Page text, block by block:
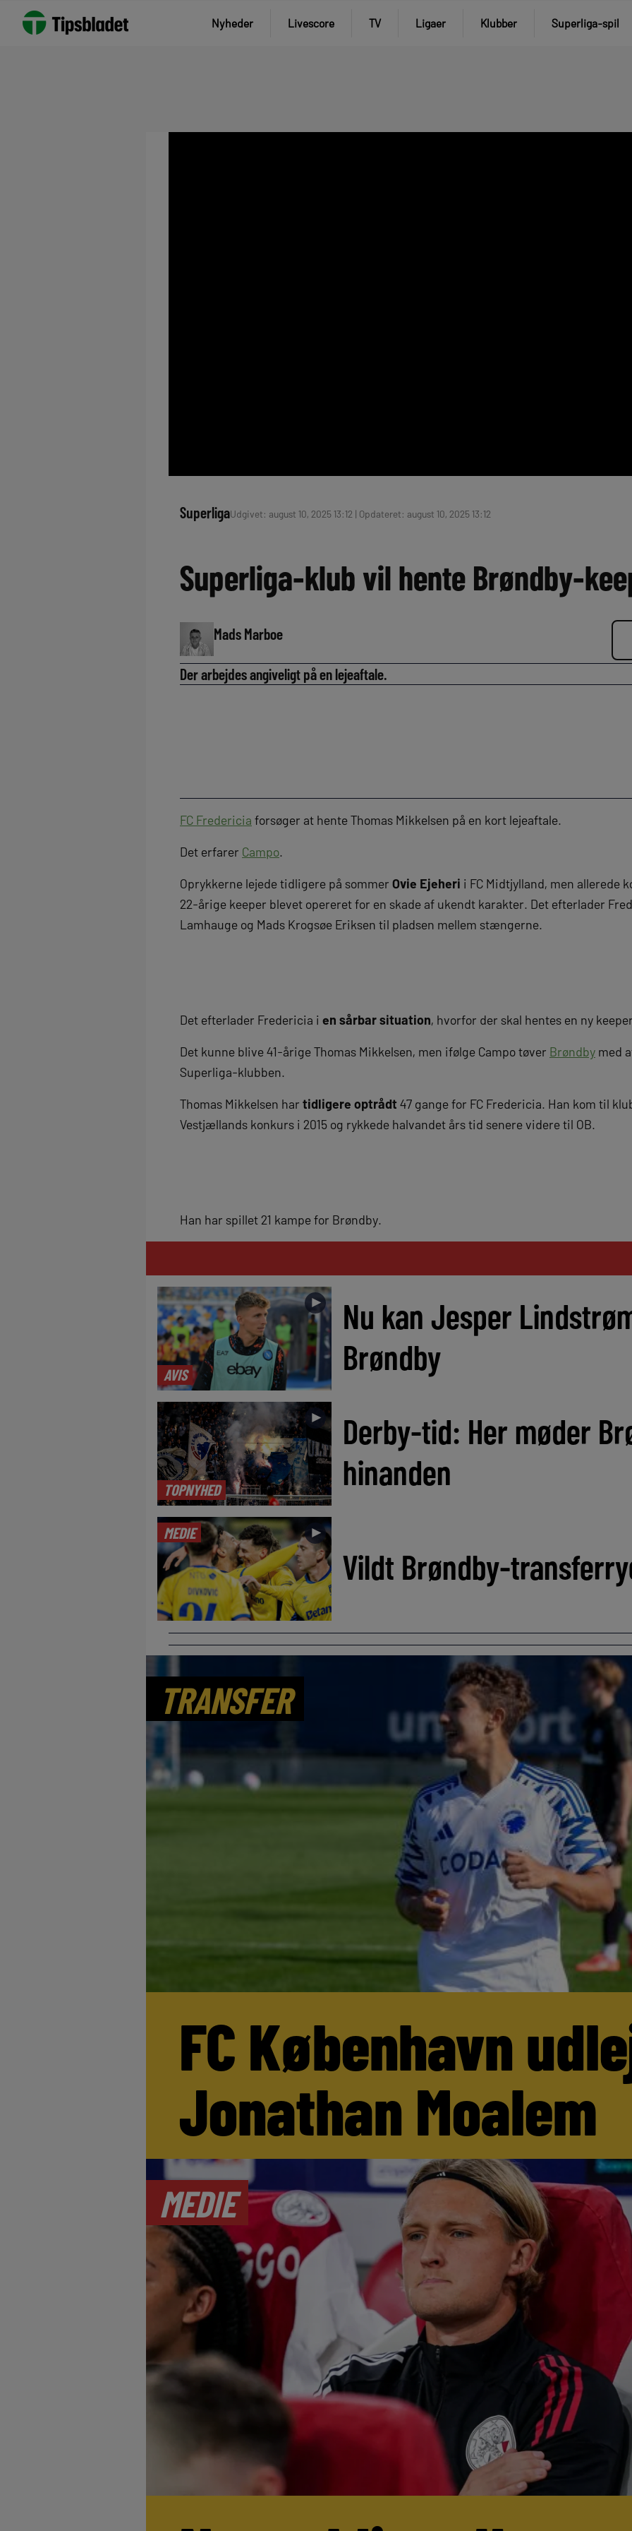
Nyheder Livescore TV Ligaer Klubber Superliga-spil
SuperligaUdgivet: august 10, 2025 13:12 | Opdateret: august 10, 2025 13:12
Superliga-klub vil hente Brøndby-
Mads Marboe
Der arbejdes angiveligt på en lejeaftale.
FC Fredericia forsøger at hente Thomas Mikkelsen på en kort lejeaftale.
Det erfarer Campo.
Oprykkerne lejede tidligere på sommer Ovie Ejeheri i FC Midtjylland, men allerede
22-årige keeper blevet opereret for en skade af ukendt karakter. Det efterlader
Lamhauge og Mads Krogsøe Eriksen til pladsen mellem stængerne.
Det efterlader Fredericia i en sårbar situation, hvorfor der skal hentes en ny
Det kunne blive 41-årige Thomas Mikkelsen, men ifølge Campo tøver Brøndby med
Superliga-klubben.
Thomas Mikkelsen har tidligere optrådt 47 gange for FC Fredericia. Han kom til
Vestjællands konkurs i 2015 og rykkede halvandet års tid senere videre til OB.
Han har spillet 21 kampe for Brøndby.
AVIS
►
Nu kan Jesper
Brøndby
TOPNYHED
►
Derby-tid: Her møder
hinanden
MEDIE ►
Vildt Brøndby-
TRANSFER
FC København
Jonathan Moalem
MEDIE